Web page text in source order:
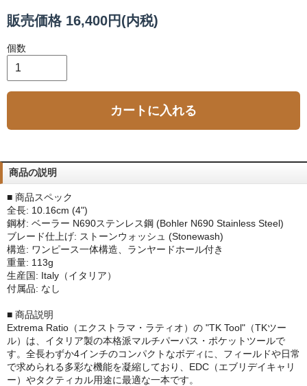
販売価格 16,400円(内税)
個数
カートに入れる
商品の説明
■ 商品スペック
全長: 10.16cm (4")
鋼材: ベーラー N690ステンレス鋼 (Bohler N690 Stainless Steel)
ブレード仕上げ: ストーンウォッシュ (Stonewash)
構造: ワンピース一体構造、ランヤードホール付き
重量: 113g
生産国: Italy（イタリア）
付属品: なし
■ 商品説明
Extrema Ratio（エクストラマ・ラティオ）の "TK Tool"（TKツー
ル）は、イタリア製の本格派マルチパーパス・ポケットツールで
す。全長わずか4インチのコンパクトなボディに、フィールドや日常
で求められる多彩な機能を凝縮しており、EDC（エブリデイキャリ
ー）やタクティカル用途に最適な一本です。